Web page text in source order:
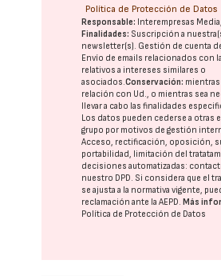
Política de Protección de Datos
Responsable: Interempresas
Finalidades: Suscripción a
newsletter(s). Gestión de cuenta
Envío de emails relacionados con
relativos a intereses similares o
asociados.Conservación: mientras
relación con Ud., o mientras sea
llevar a cabo las finalidades
Los datos pueden cederse a otras
grupo por motivos de gestión
Acceso, rectificación, oposición,
portabilidad, limitación del
decisiones automatizadas:
nuestro DPD. Si considera que el
se ajusta a la normativa vigente,
reclamación ante laAEPD. Más
Política de Protección de Datos